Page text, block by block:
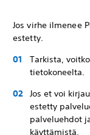
Jos virhe ilmenee
estetty.
Tarkista,
tietokoneelta.
Jos et voi
estetty
palveluehdot
käyttämistä.